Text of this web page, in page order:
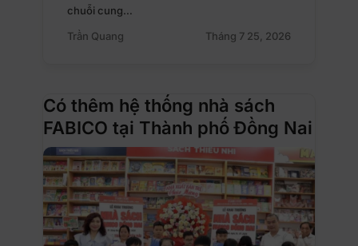
chuỗi cung…
Trần Quang
Tháng 7 25, 2026
Có thêm hệ thống nhà sách
FABICO tại Thành phố Đồng Nai